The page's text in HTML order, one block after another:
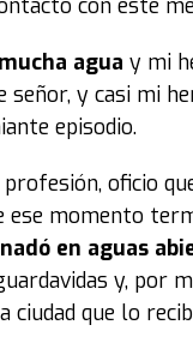
con este
agua y mi
y casi mi
episodio.
profesión, oficio
ese momento
en aguas
y, por
ciudad que lo